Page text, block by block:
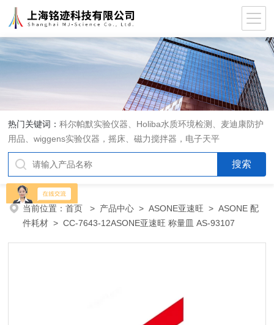
热门关键词：科尔帕默实验仪器、Holiba水质环境检测、麦迪康防护
用品、wiggens实验仪器，摇床、磁力搅拌器，电子天平
当前位置：首页 > 产品中心 >ASONE亚速旺 >ASONE 配
件耗材 > CC-7643-12ASONE亚速旺 称量皿 AS-93107